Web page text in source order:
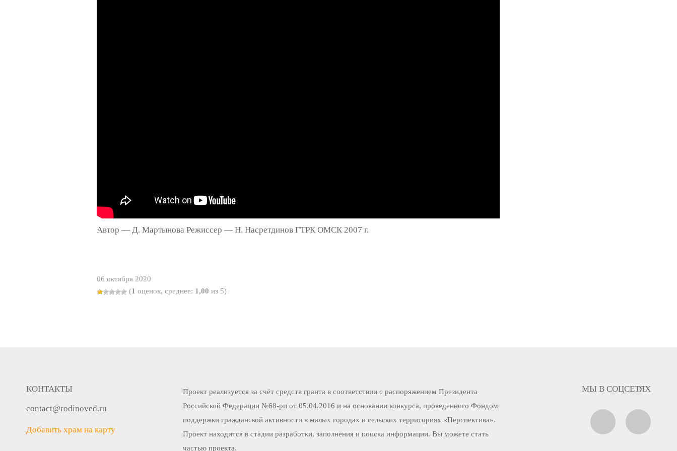
Автор — Д. Мартынова Режиссер — Н. Насретдинов ГТРК ОМСК 2007 г.
06 октября 2020
(1 оценок, среднее: 1,00 из 5)
КОНТАКТЫ
contact@rodinoved.ru
Добавить храм на карту
Проект реализуется за счёт средств гранта в соответствии c распоряжением Президента
Российской Федерации №68-рп от 05.04.2016 и на основании конкурса, проведенного Фондом
поддержки гражданской активности в малых городах и сельских территориях «Перспектива».
Проект находится в стадии разработки, заполнения и поиска информации. Вы можете стать
частью проекта.
МЫ В СОЦСЕТЯХ